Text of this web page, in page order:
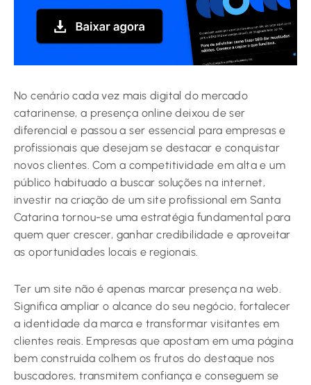
No cenário cada vez mais digital do mercado
catarinense, a presença online deixou de ser
diferencial e passou a ser essencial para empresas e
profissionais que desejam se destacar e conquistar
novos clientes. Com a competitividade em alta e um
público habituado a buscar soluções na internet,
investir na criação de um site profissional em Santa
Catarina tornou-se uma estratégia fundamental para
quem quer crescer, ganhar credibilidade e aproveitar
as oportunidades locais e regionais.
Ter um site não é apenas marcar presença na web.
Significa ampliar o alcance do seu negócio, fortalecer
a identidade da marca e transformar visitantes em
clientes reais. Empresas que apostam em uma página
bem construída colhem os frutos do destaque nos
buscadores, transmitem confiança e conseguem se